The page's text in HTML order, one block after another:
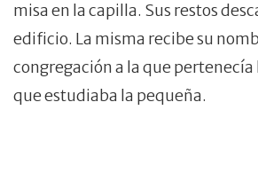
misa en la capilla. Sus restos
edificio. La misma recibe su
congregación a la que pertenecía
que estudiaba la pequeña.